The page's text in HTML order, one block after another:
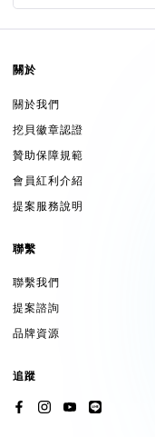
關於
關於我們
挖貝徽章認證
贊助保障規範
會員紅利介紹
提案服務說明
聯繫
聯繫我們
提案諮詢
品牌資源
追蹤